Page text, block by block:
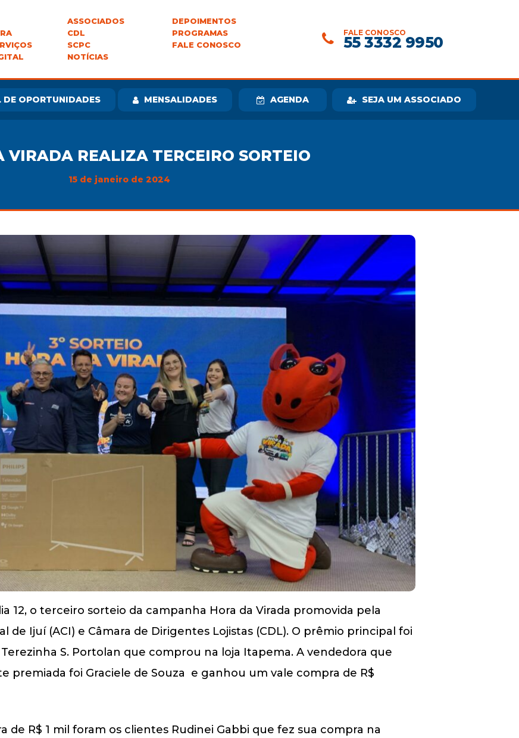
ASSOCIADOS
CDL
SCPC
NOTÍCIAS
DEPOIMENTOS
PROGRAMAS
FALE CONOSCO
FALE CONOSCO
55 3332 9950
DE OPORTUNIDADES MENSALIDADES AGENDA SEJA UM ASSOCIADO
VIRADA REALIZA TERCEIRO SORTEIO
15 de janeiro de 2024
12, o terceiro sorteio da campanha Hora da Virada promovida pela
de Ijuí (ACI) e Câmara de Dirigentes Lojistas (CDL). O prêmio principal foi
S. Portolan que comprou na loja Itapema. A vendedora que
premiada foi Graciele de Souza e ganhou um vale compra de R$
de R$ 1 mil foram os clientes Rudinei Gabbi que fez sua compra na